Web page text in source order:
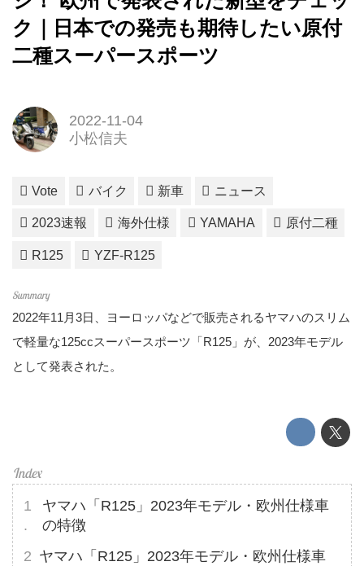
ク｜日本での発売も期待したい原付
二種スーパースポーツ
2022-11-04
小松信夫
Vote バイク 新車 ニュース
2023速報 海外仕様 YAMAHA 原付二種
R125 YZF-R125
2022年11月3日、ヨーロッパなどで販売されるヤマハのスリム
で軽量な125ccスーパースポーツ「R125」が、2023年モデル
として発表された。
ヤマハ「R125」2023年モデル・欧州仕様車
の特徴
ヤマハ「R125」2023年モデル・欧州仕様車